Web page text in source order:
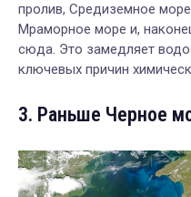
пролив, Средиземное
Мраморное море и,
сюда. Это замедляет
ключевых причин
3. Раньше Черное